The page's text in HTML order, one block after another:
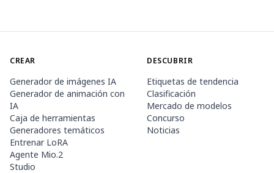
CREAR
Generador de imágenes IA
Generador de animación con
IA
Caja de herramientas
Generadores temáticos
Entrenar LoRA
Agente Mio.2
Studio
DESCUBRIR
Etiquetas de tendencia
Clasificación
Mercado de modelos
Concurso
Noticias